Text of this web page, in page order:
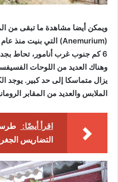
ويمكن أيضا مشاهدة ما تبقى من
6 كم جنوب غرب أنامور، تحاط
وهناك العديد من اللوحات
يزال متماسكا إلى حد كبير. يوجد
الملابس والعديد من المقابر
اقرأ أيضًا:
التضاريس